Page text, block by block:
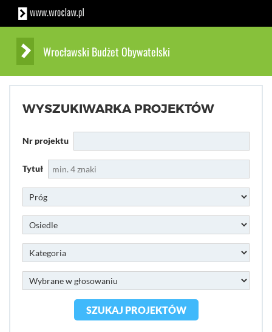
Wrocławski Budżet Obywatelski
WYSZUKIWARKA PROJEKTÓW
Nr projektu
Tytuł
SZUKAJ PROJEKTÓW